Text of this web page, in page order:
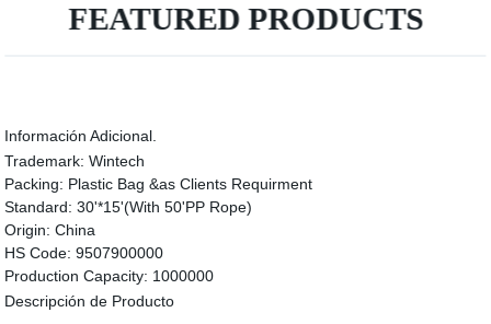
FEATURED PRODUCTS
Información Adicional.
Trademark: Wintech
Packing: Plastic Bag &as Clients Requirment
Standard: 30'*15'(With 50'PP Rope)
Origin: China
HS Code: 9507900000
Production Capacity: 1000000
Descripción de Producto